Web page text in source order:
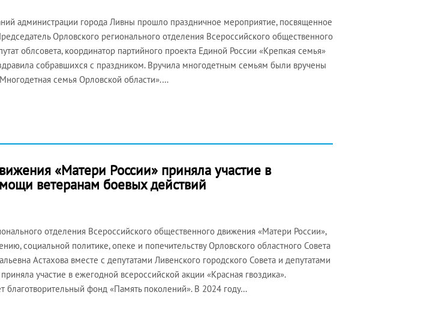
администрации города Ливны прошло праздничное мероприятие, посвященное
Орловского регионального отделения Всероссийского общественного
облсовета, координатор партийного проекта Единой России «Крепкая семья»
собравшихся с праздником. Вручила многодетным семьям были вручены
семья Орловской области».…
«Матери России» приняла участие в
ветеранам боевых действий
отделения Всероссийского общественного движения «Матери России»,
социальной политике, опеке и попечительству Орловского областного Совета
Астахова вместе с депутатами Ливенского городского Совета и депутатами
участие в ежегодной всероссийской акции «Красная гвоздика».
благотворительный фонд «Память поколений». В 2024 году…